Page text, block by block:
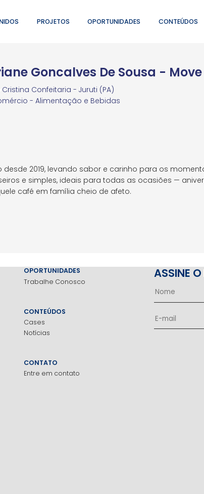
PROJETOS OPORTUNIDADES CONTEÚDOS
Goncalves De Sousa -
Cristina Confeitaria - Juruti (PA)
- Alimentação e Bebidas
2019, levando sabor e carinho para os
e simples, ideais para todas as ocasiões —
café em família cheio de afeto.
OPORTUNIDADES
Trabalhe Conosco
CONTEÚDOS
Cases
Notícias
CONTATO
Entre em contato
ASSINE